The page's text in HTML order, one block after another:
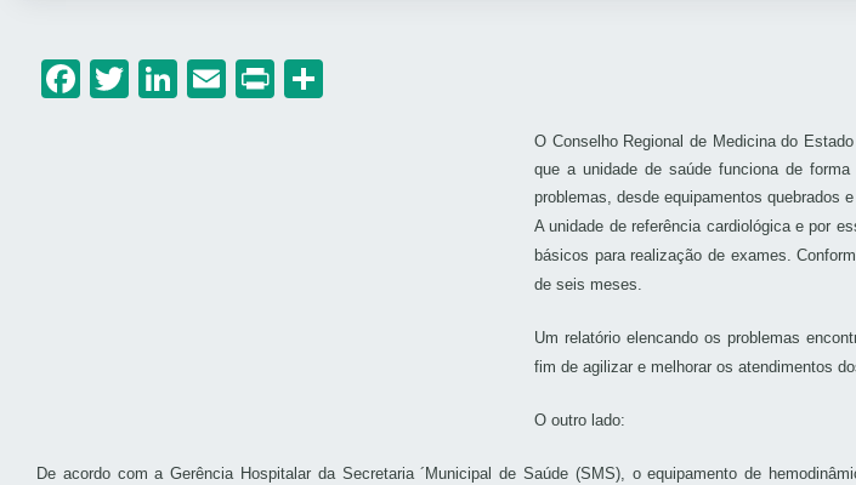
Facebook
Twitter
LinkedIn
Email
Print
O Conselho Regional de Medicina do
que a unidade de saúde funciona de
problemas, desde equipamentos quebrados
A unidade de referência cardiológica e por
básicos para realização de exames.
de seis meses.
Um relatório elencando os problemas
fim de agilizar e melhorar os atendimentos
O outro lado:
De acordo com a Gerência Hospitalar da Secretaria ´Municipal de Saúde (SMS), o equipamento de